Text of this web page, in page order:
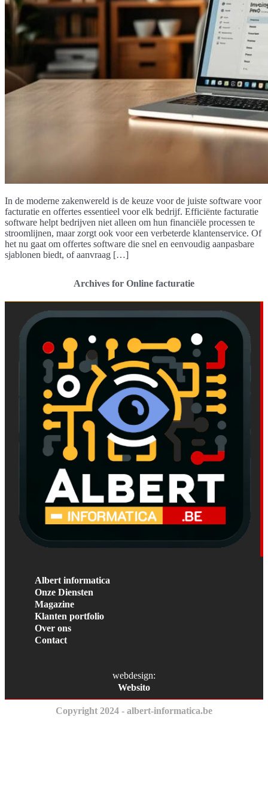
In de moderne zakenwereld is de keuze voor de juiste software voor
facturatie en offertes essentieel voor elk bedrijf. Efficiënte facturatie
software helpt bedrijven niet alleen om hun financiële processen te
stroomlijnen, maar zorgt ook voor een verbeterde klantenservice. Of
het nu gaat om offertes software die snel en eenvoudig aanpasbare
sjablonen biedt, of aanvraag […]
Archives for Online facturatie
Albert informatica
Onze Diensten
Magazine
Klanten portfolio
Over ons
Contact
webdesign:
Websito
Copyright 2024 - albert-informatica.be